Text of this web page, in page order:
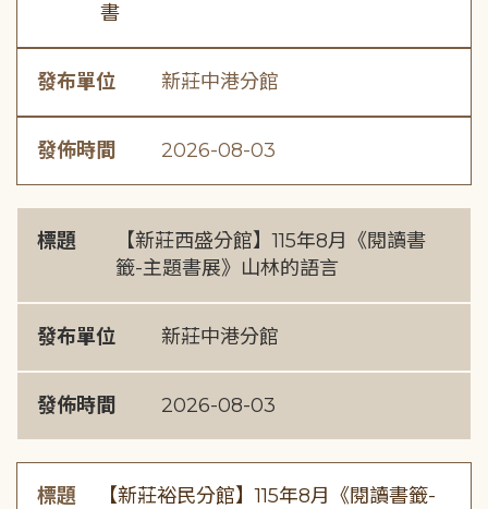
書
發布單位 新莊中港分館
發佈時間 2026-08-03
標題
【新莊西盛分館】115年8月《閱讀書
籤-主題書展》山林的語言
發布單位 新莊中港分館
發佈時間 2026-08-03
標題
【新莊裕民分館】115年8月《閱讀書籤-